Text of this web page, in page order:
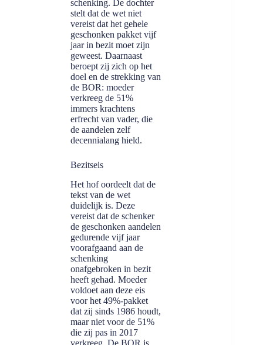
schenking. De dochter
stelt dat de wet niet
vereist dat het gehele
geschonken pakket vijf
jaar in bezit moet zijn
geweest. Daarnaast
beroept zij zich op het
doel en de strekking van
de BOR: moeder
verkreeg de 51%
immers krachtens
erfrecht van vader, die
de aandelen zelf
decennialang hield.
Bezitseis
Het hof oordeelt dat de
tekst van de wet
duidelijk is. Deze
vereist dat de schenker
de geschonken aandelen
gedurende vijf jaar
voorafgaand aan de
schenking
onafgebroken in bezit
heeft gehad. Moeder
voldoet aan deze eis
voor het 49%-pakket
dat zij sinds 1986 houdt,
maar niet voor de 51%
die zij pas in 2017